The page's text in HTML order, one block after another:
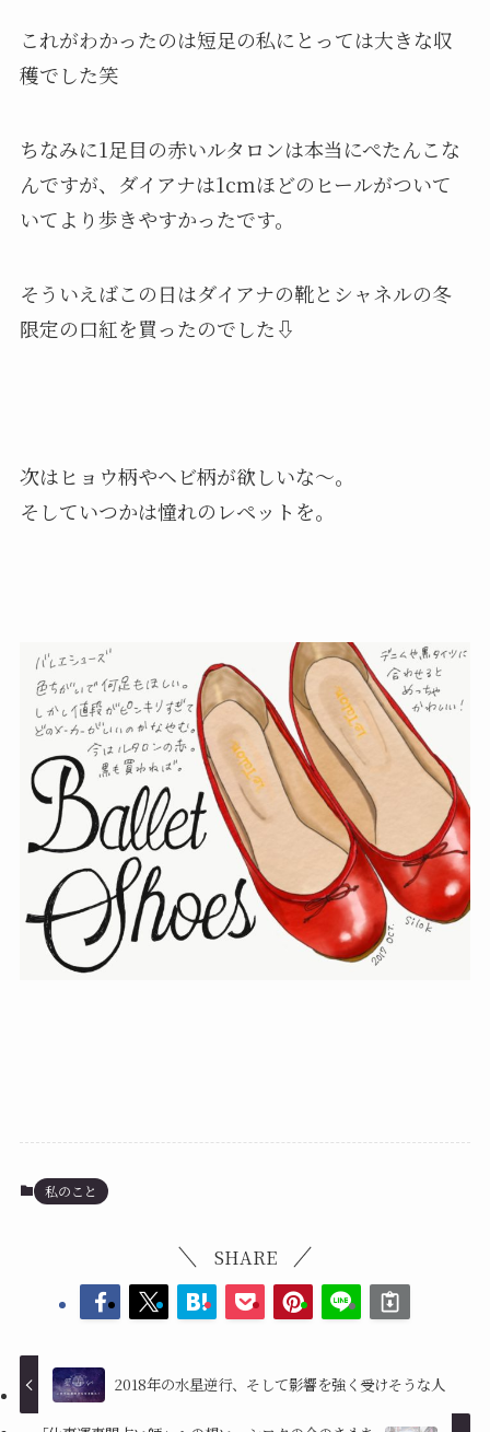
これがわかったのは短足の私にとっては大きな収
穫でした笑
ちなみに1足目の赤いルタロンは本当にぺたんこな
んですが、ダイアナは1cmほどのヒールがついて
いてより歩きやすかったです。
そういえばこの日はダイアナの靴とシャネルの冬
限定の口紅を買ったのでした⇩
次はヒョウ柄やヘビ柄が欲しいな〜。
そしていつかは憧れのレペットを。
私のこと
SHARE
2018年の水星逆行、そして影響を強く受けそうな人